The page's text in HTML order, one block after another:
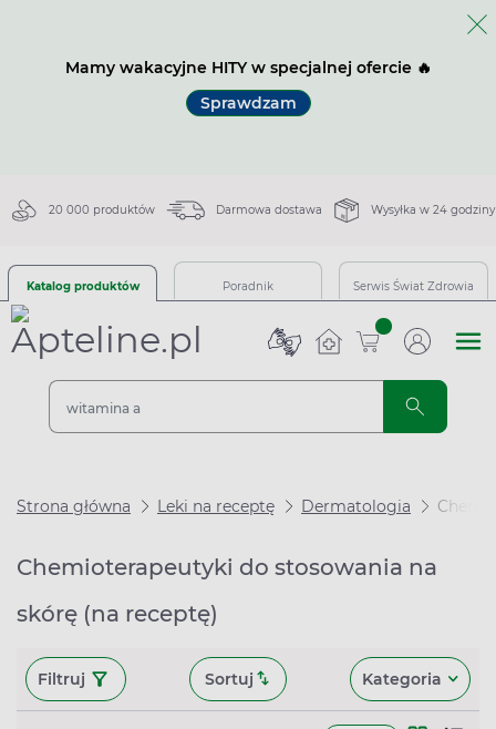
Mamy wakacyjne HITY w specjalnej ofercie 🔥
Sprawdzam
20 000 produktów Darmowa dostawa Wysyłka w 24 godziny
Katalog produktów Poradnik Serwis Świat Zdrowia
sztuk
Strona główna Leki na receptę Dermatologia
Chemioterapeutyki do stosowania na
skórę (na receptę)
Filtruj Sortuj Kategoria